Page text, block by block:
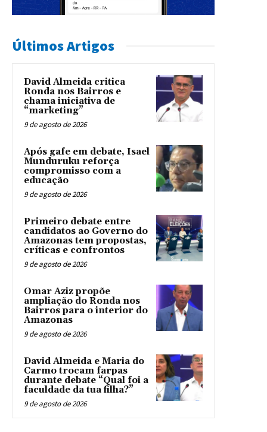
Últimos Artigos
David Almeida critica
Ronda nos Bairros e
chama iniciativa de
“marketing”
9 de agosto de 2026
Após gafe em debate, Isael
Munduruku reforça
compromisso com a
educação
9 de agosto de 2026
Primeiro debate entre
candidatos ao Governo do
Amazonas tem propostas,
críticas e confrontos
9 de agosto de 2026
Omar Aziz propõe
ampliação do Ronda nos
Bairros para o interior do
Amazonas
9 de agosto de 2026
David Almeida e Maria do
Carmo trocam farpas
durante debate “Qual foi a
faculdade da tua filha?”
9 de agosto de 2026